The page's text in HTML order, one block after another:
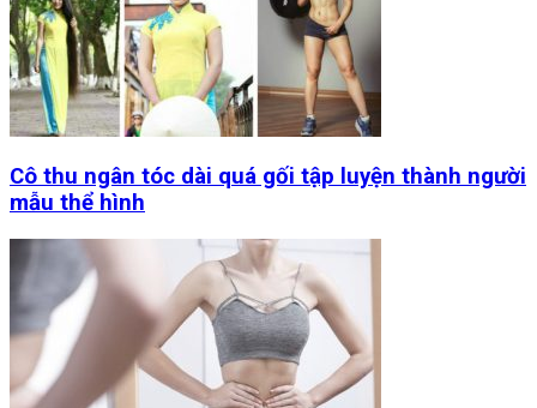
Cô thu ngân tóc dài quá gối tập luyện thành người
mẫu thể hình